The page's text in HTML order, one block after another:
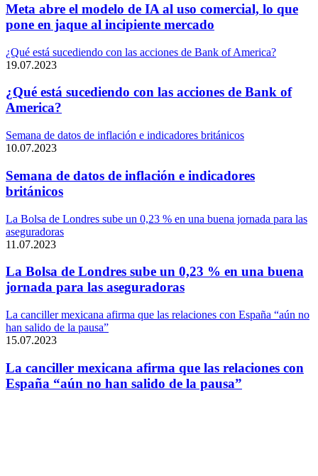
Meta abre el modelo de IA al uso comercial, lo que
pone en jaque al incipiente mercado
¿Qué está sucediendo con las acciones de Bank of America?
19.07.2023
¿Qué está sucediendo con las acciones de Bank of
America?
Semana de datos de inflación e indicadores británicos
10.07.2023
Semana de datos de inflación e indicadores
británicos
La Bolsa de Londres sube un 0,23 % en una buena jornada para las
aseguradoras
11.07.2023
La Bolsa de Londres sube un 0,23 % en una buena
jornada para las aseguradoras
La canciller mexicana afirma que las relaciones con España “aún no
han salido de la pausa”
15.07.2023
La canciller mexicana afirma que las relaciones con
España “aún no han salido de la pausa”